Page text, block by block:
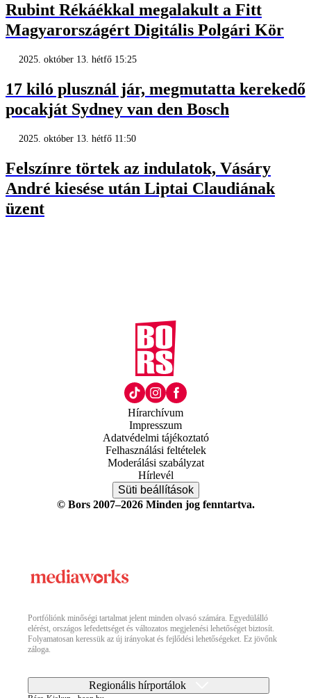
Rubint Rékáékkal megalakult a Fitt
Magyarországért Digitális Polgári Kör
2025. október 13. hétfő 15:25
17 kiló plusznál jár, megmutatta kerekedő
pocakját Sydney van den Bosch
2025. október 13. hétfő 11:50
Felszínre törtek az indulatok, Vásáry
André kiesése után Liptai Claudiának
üzent
Hírarchívum
Impresszum
Adatvédelmi tájékoztató
Felhasználási feltételek
Moderálási szabályzat
Hírlevél
Süti beállítások
© Bors 2007–2026 Minden jog fenntartva.
Portfóliónk minőségi tartalmat jelent minden olvasó számára. Egyedülálló
elérést, országos lefedettséget és változatos megjelenési lehetőséget biztosít.
Folyamatosan keressük az új irányokat és fejlődési lehetőségeket. Ez jövőnk
záloga.
Regionális hírportálok